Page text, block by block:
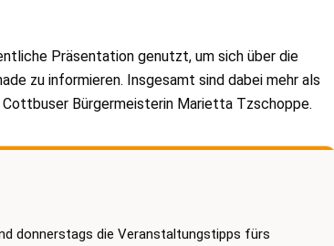
Präsentation genutzt, um sich über die
zu informieren. Insgesamt sind dabei mehr als
Bürgermeisterin Marietta Tzschoppe.
donnerstags die Veranstaltungstipps fürs